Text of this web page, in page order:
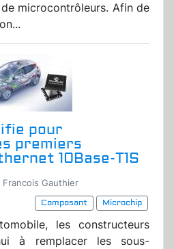
microcontrôleurs. Afin de
pour
premiers
10Base-T1S
Gauthier
Composant
Microchip
les constructeurs
à remplacer les sous-